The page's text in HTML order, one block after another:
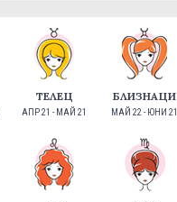
ТЕЛЕЦ
АПР 21 - МАЙ 21
БЛИЗНАЦИ
МАЙ 22 - ЮНИ 21